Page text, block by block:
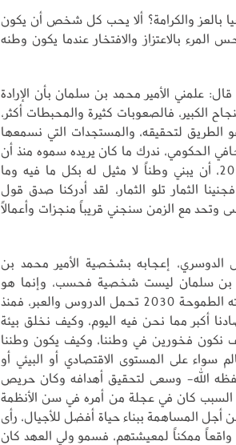
بالعز والكرامة؟ ألا يحب كل شخص أن يكون
بالاعتزاز والافتخار عندما يكون وطنه
علمني الأمير محمد بن سلمان بأن الإرادة
الكبير، فالصعوبات كثيرة والمحبطات أكثر،
الطريق لتحقيقه، والمستجدات التي نسمعها
الحكومي، ندرك ما كان يريده سموه منذ أن
خطط لتطبيق الرؤية السعودية 2030، أن يبني وطناً لا مثيل له بكل ما فيه وما
الثمار تلو الثمار، لقد أدركنا صدق قول
وتحد مع الزمن سنجني قريباً منجزات وأعمالًا
إعجابه بشخصية الأمير محمد بن
بن سلمان ليست شخصية فحسب، وإنما هو
تاريخ يدرّس، في مسيرة سموه لرؤيته الطموحة 2030 تحمل الدروس والعبر، فمنذ
أكبر مما نحن فيه اليوم، وكيف نخلق بيئة
نكون فخورين في وطننا، وكيف يكون وطننا
سواء على المستوى الاقتصادي أو البيئي أو
الله- وسعى لتحقيق أهدافه وكان حريص
السبب كان في عجلة من أمره في سن الأنظمة
أجل المساهمة ببناء حياة أفضل للأجيال، رأى
ممكناً لمعيشتهم، فسمو ولي العهد كان